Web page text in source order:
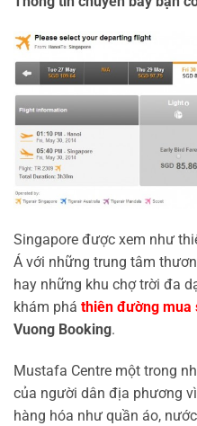
Singapore được xem như
Á với những trung tâm
hay những khu chợ trời đa
khám phá thiên đường mua
Vuong Booking.
Mustafa Centre một trong
của người dân địa phương
hàng hóa như quần áo,